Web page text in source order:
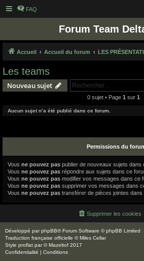
FAQ
Forum Team
Accueil Accueil du forum LES
Les teams
Nouveau sujet
0 sujet • Page 1 sur 1
Aucun sujet n’a été publié dans ce forum.
Permissions du
Vous ne pouvez pas publier de nouveaux sujets dans
Vous ne pouvez pas répondre aux sujets dans ce
Vous ne pouvez pas modifier vos messages dans ce
Vous ne pouvez pas supprimer vos messages dans
Vous ne pouvez pas transférer de pièces jointes dans
Supprimer les cookies
Développé parphpBB® Forum Software © phpBB Limited
Traduction française officielle ©Miles Cellar
Style proflat par ©Mazeltof 2017
Confidentialité | Conditions